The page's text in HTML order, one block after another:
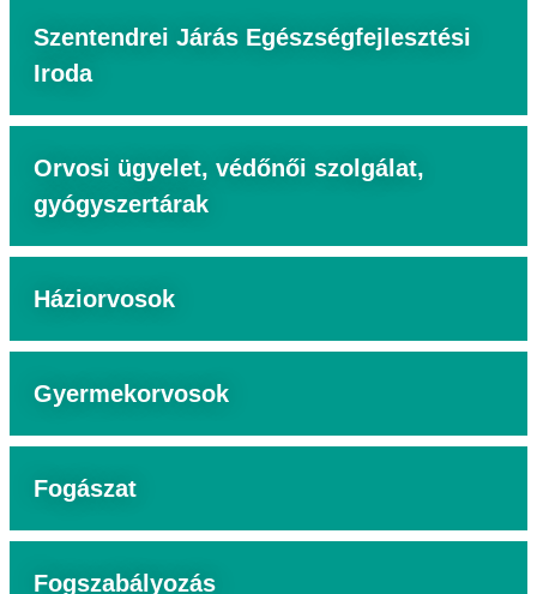
Szentendrei Járás Egészségfejlesztési
Iroda
Orvosi ügyelet, védőnői szolgálat,
gyógyszertárak
Háziorvosok
Gyermekorvosok
Fogászat
Fogszabályozás